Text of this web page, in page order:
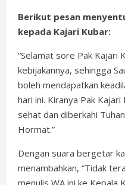
Berikut pesan
kepada Kajari Kubar:
“Selamat sore Pak Kajari
kebijakannya, sehingga
boleh mendapatkan
hari ini. Kiranya Pak
sehat dan diberkahi
Hormat.”
Dengan suara bergetar
menambahkan, “Tidak